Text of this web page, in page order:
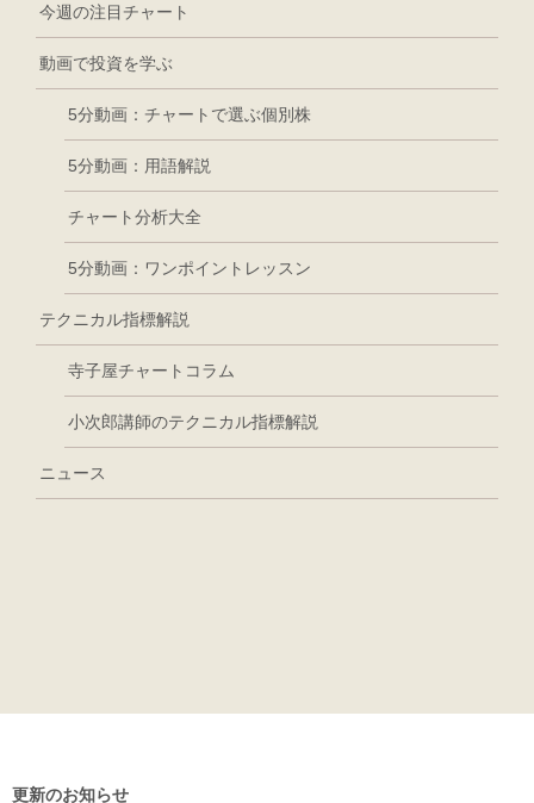
今週の注目チャート
動画で投資を学ぶ
5分動画：チャートで選ぶ個別株
5分動画：用語解説
チャート分析大全
5分動画：ワンポイントレッスン
テクニカル指標解説
寺子屋チャートコラム
小次郎講師のテクニカル指標解説
ニュース
更新のお知らせ